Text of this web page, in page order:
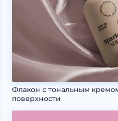
Флакон с тональным
поверхности